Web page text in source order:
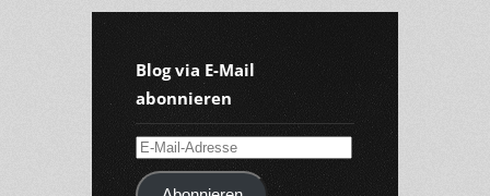
Blog via E-Mail
abonnieren
E-
Mail-